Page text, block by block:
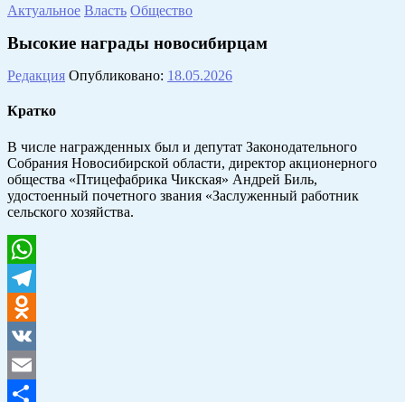
Актуальное Власть Общество
Высокие награды новосибирцам
Редакция Опубликовано: 18.05.2026
Кратко
В числе награжденных был и депутат Законодательного
Собрания Новосибирской области, директор акционерного
общества «Птицефабрика Чикская» Андрей Биль,
удостоенный почетного звания «Заслуженный работник
сельского хозяйства.
WhatsApp
Telegram
Odnoklassniki
VK
Email